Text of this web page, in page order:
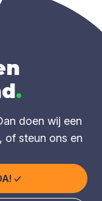
.
doen wij een
of steun ons en